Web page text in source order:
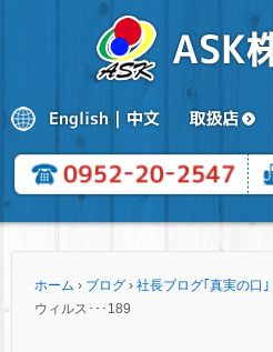
ホーム › ブログ › 社長ブログ｢真実の口｣
ウィルス･･･189